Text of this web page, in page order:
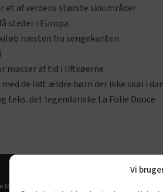
Vi
et af verdens største skiområder
steder i Europa
næsten fra sengekanten
masser af tid i liftkøerne
de lidt ældre børn der ikke skal i
f.eks. det legendariske La Folie Douce